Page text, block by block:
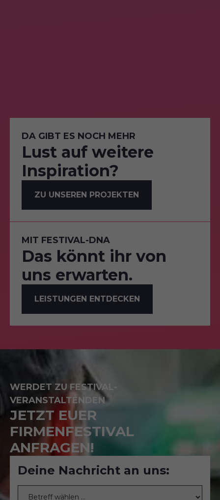
DA GIBT ES NOCH MEHR
Lust auf weitere
Inspiration?
ZU UNSEREN PROJEKTEN
MIT FESTIVAL-DNA
Das könnt ihr von
uns erwarten.
LEISTUNGEN ENTDECKEN
WERDET ZU FESTIVAL-
VERANSTALTENDEN
JETZT EUER
FIRMENFESTIVAL
ANFRAGEN!
Deine Nachricht an uns: